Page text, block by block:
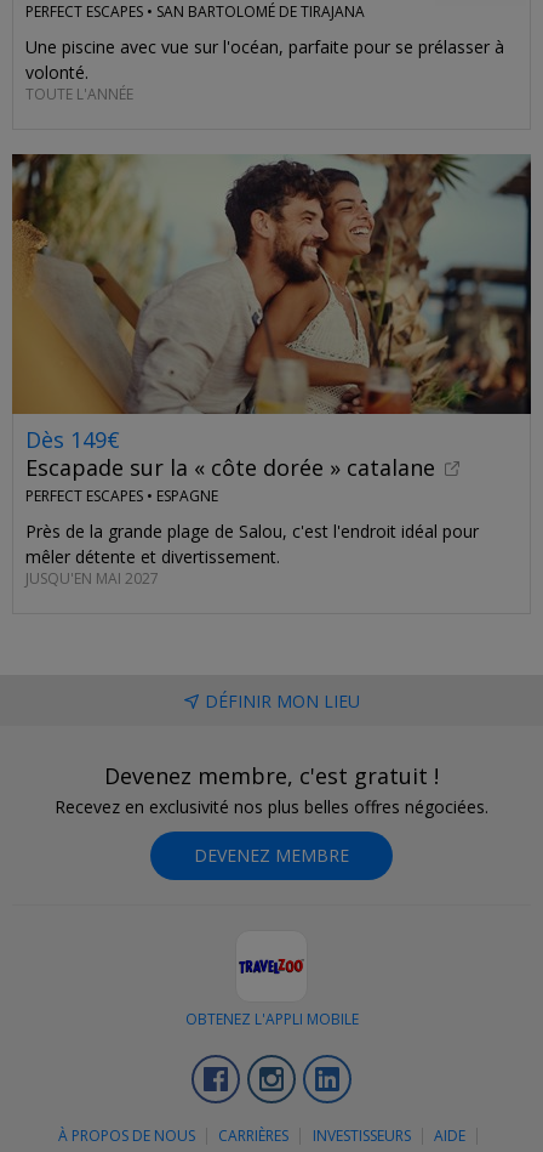
PERFECT ESCAPES • SAN BARTOLOMÉ DE TIRAJANA
Une piscine avec vue sur l'océan, parfaite pour se prélasser à
volonté.
TOUTE L'ANNÉE
Dès 149€
Escapade sur la « côte dorée » catalane
PERFECT ESCAPES • ESPAGNE
Près de la grande plage de Salou, c'est l'endroit idéal pour
mêler détente et divertissement.
JUSQU'EN MAI 2027
DÉFINIR MON LIEU
Devenez membre, c'est gratuit !
Recevez en exclusivité nos plus belles offres négociées.
DEVENEZ MEMBRE
OBTENEZ L'APPLI MOBILE
FacebookInstagram
À PROPOS DE NOUS CARRIÈRES INVESTISSEURS AIDE